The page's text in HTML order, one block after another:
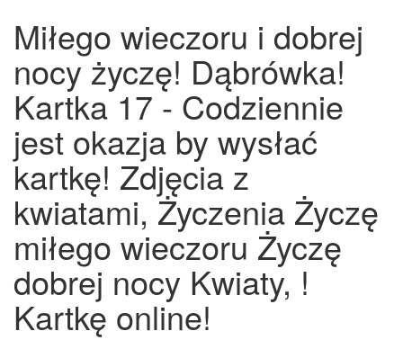
Miłego wieczoru i dobrej
nocy życzę! Dąbrówka!
Kartka 17 - Codziennie
jest okazja by wysłać
kartkę! Zdjęcia z
kwiatami, Życzenia Życzę
miłego wieczoru Życzę
dobrej nocy Kwiaty, !
Kartkę online!